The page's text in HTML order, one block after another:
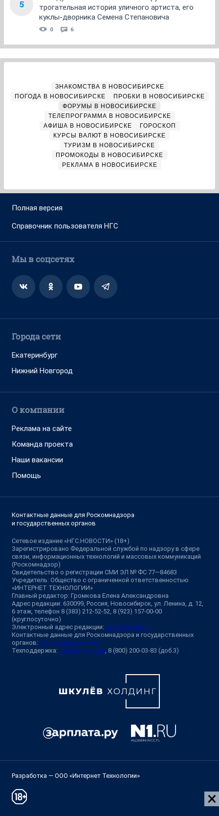
5
трогательная история уличного артиста, его
куклы-дворника Семена Степановича
0 6
ЗНАКОМСТВА В НОВОСИБИРСКЕ
ПОГОДА В НОВОСИБИРСКЕ
ПРОБКИ В НОВОСИБИРСКЕ
ФОРУМЫ В НОВОСИБИРСКЕ
ТЕЛЕПРОГРАММА В НОВОСИБИРСКЕ
АФИША В НОВОСИБИРСКЕ
ГОРОСКОП
КУРСЫ ВАЛЮТ В НОВОСИБИРСКЕ
ТУРИЗМ В НОВОСИБИРСКЕ
ПРОМОКОДЫ В НОВОСИБИРСКЕ
РЕКЛАМА В НОВОСИБИРСКЕ
Полная версия
Справочник пользователя НГС
Мы в соцсетях
Города сети
Екатеринбург
Нижний Новгород
О компании
Реклама на сайте
Команда проекта
Наши вакансии
Помощь
Контактные данные для Роскомнадзора
и государственных органов
Сетевое издание «НГС.НОВОСТИ» (18+)
Зарегистрировано Федеральной службой по надзору в сфере
связи, информационных технологий и массовых коммуникаций
(Роскомнадзор)
Свидетельство о регистрации СМИ ЭЛ № ФС 77—84683
Учредитель: Общество с ограниченной ответственностью
«ИНТЕРНЕТ ТЕХНОЛОГИИ»
Главный редактор: Громкова Елена Александровна
Адрес редакции: 630099, Россия, Новосибирск, ул. Ленина, д. 12,
6 этаж, телефон 8 (383) 212-52-52, 8 (923) 157-00-00
(круглосуточно)
Электронный адрес редакции: ngs@shkulev.ru
Контактные данные для Роскомнадзора и государственных
органов: juristnsk@shkulev.ru
Техподдержка: help@shkulev.ru , 8 (800) 200-03-83 (доб.3)
Разработка — ООО «Интернет Технологии»